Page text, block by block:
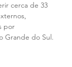
cerca de 33
por
Grande do Sul.